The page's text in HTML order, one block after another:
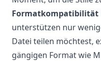
Formatkompatibilität
unterstützen nur
Datei teilen möchtest,
gängigen Format wie